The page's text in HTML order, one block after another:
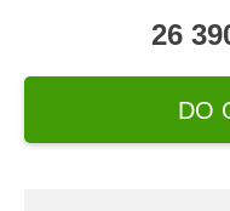
26
DO